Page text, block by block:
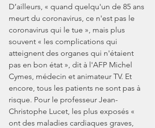
D’ailleurs, « quand quelqu'un de 85 ans
meurt du coronavirus, ce n'est pas le
coronavirus qui le tue », mais plus
souvent « les complications qui
atteignent des organes qui n'étaient
pas en bon état », dit à l'AFP Michel
Cymes, médecin et animateur TV. Et
encore, tous les patients ne sont pas à
risque. Pour le professeur Jean-
Christophe Lucet, les plus exposés «
ont des maladies cardiaques graves,